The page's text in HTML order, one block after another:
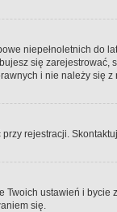
niepełnoletnich
się
i nie należy się z
rejestracji.
ustawień i
się.